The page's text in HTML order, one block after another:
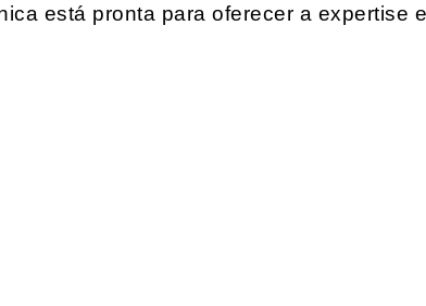
está pronta para oferecer a expertise